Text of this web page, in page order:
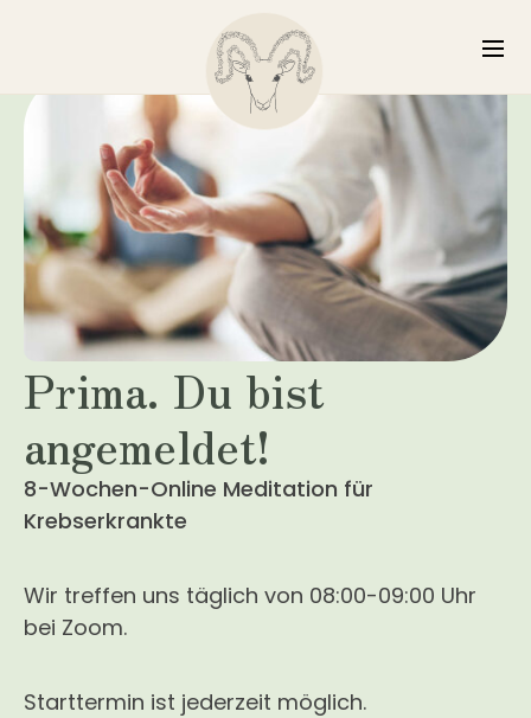
Prima. Du bist
angemeldet!
8-Wochen-Online Meditation für
Krebserkrankte
Wir treffen uns täglich von 08:00-09:00 Uhr
bei Zoom.
Starttermin ist jederzeit möglich.